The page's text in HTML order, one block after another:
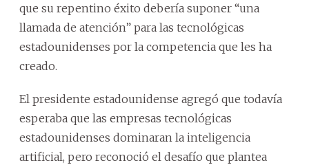
que su repentino éxito debería suponer “una
llamada de atención” para las tecnológicas
estadounidenses por la competencia que les ha
creado.
El presidente estadounidense agregó que todavía
esperaba que las empresas tecnológicas
estadounidenses dominaran la inteligencia
artificial, pero reconoció el desafío que plantea